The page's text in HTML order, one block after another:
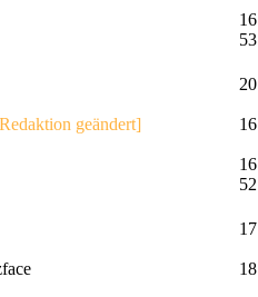
16
53
geändert]
20
16
16
52
17
18